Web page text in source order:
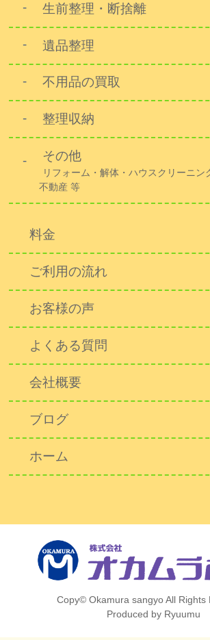
生前整理・断捨離
遺品整理
不用品の買取
整理収納
その他
リフォーム・解体・ハウスクリーニン
不動産 等
料金
ご利用の流れ
お客様の声
よくある質問
会社概要
ブログ
ホーム
Copy© Okamura sangyo All Rights
Produced by Ryuumu